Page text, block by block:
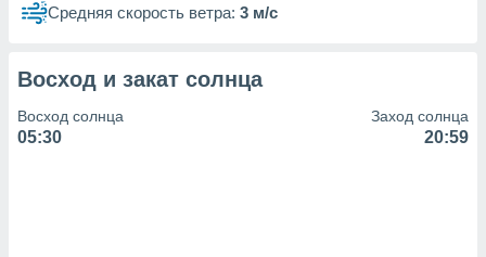
для
выбора
Средняя скорость ветра: 3 м/с
Восход и закат солнца
Восход солнца
05:30
Заход солнца
20:59